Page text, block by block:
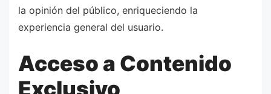
la opinión del público, enriqueciendo la
experiencia general del usuario.
Acceso a Contenido
Exclusivo